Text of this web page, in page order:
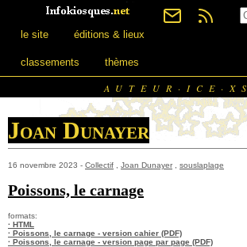
le site éditions & lieux
classements thèmes
AUTEUR·ICE·XS
Joan Dunayer
16 novembre 2023 - Collectif Joan Dunayer, souslaplage
Poissons, le carnage
formats:
· HTML
· Poissons, le carnage - version cahier (PDF)
· Poissons, le carnage - version page par page (PDF)